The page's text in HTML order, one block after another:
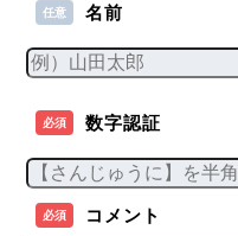
任意 名前
必須 数字認証
必須 コメント